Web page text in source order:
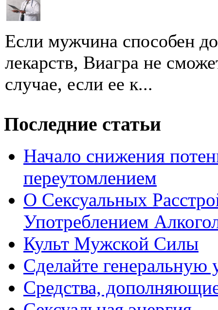
Если мужчина способен
лекарств, Виагра не
случае, если ее к...
Последние статьи
Начало снижения
переутомлением
О Сексуальных
Употреблением
Культ Мужской Силы
Сделайте генеральную
Средства,